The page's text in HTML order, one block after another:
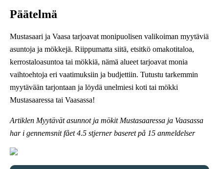
Päätelmä
Mustasaari ja Vaasa tarjoavat monipuolisen valikoiman myytäviä
asuntoja ja mökkejä. Riippumatta siitä, etsitkö omakotitaloa,
kerrostaloasuntoa tai mökkiä, nämä alueet tarjoavat monia
vaihtoehtoja eri vaatimuksiin ja budjettiin. Tutustu tarkemmin
myytävään tarjontaan ja löydä unelmiesi koti tai mökki
Mustasaaressa tai Vaasassa!
Artiklen Myytävät asunnot ja mökit Mustasaaressa ja Vaasassa
har i gennemsnit fået4.5 stjerner baseret på 15 anmeldelser